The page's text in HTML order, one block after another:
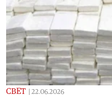
СВЕТ 22.06.2026